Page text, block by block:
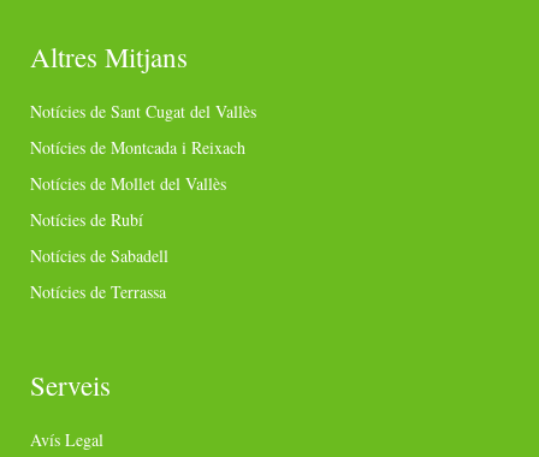
Altres Mitjans
Notícies de Sant Cugat del Vallès
Notícies de Montcada i Reixach
Notícies de Mollet del Vallès
Notícies de Rubí
Notícies de Sabadell
Notícies de Terrassa
Serveis
Avís Legal